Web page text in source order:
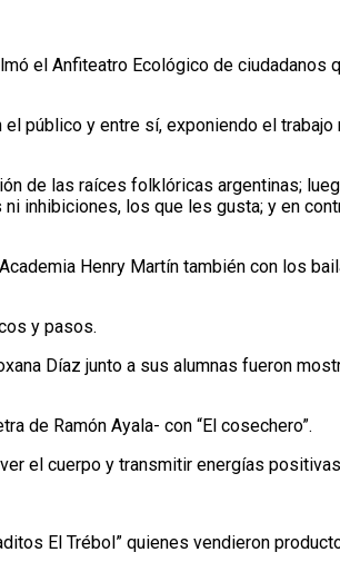
el Anfiteatro Ecológico de ciudadanos
público y entre sí, exponiendo el trabajo
de las raíces folklóricas argentinas;
inhibiciones, los que les gusta; y en
Henry Martín también con los
y pasos.
Díaz junto a sus alumnas fueron
de Ramón Ayala- con “El cosechero”.
el cuerpo y transmitir energías
El Trébol” quienes vendieron